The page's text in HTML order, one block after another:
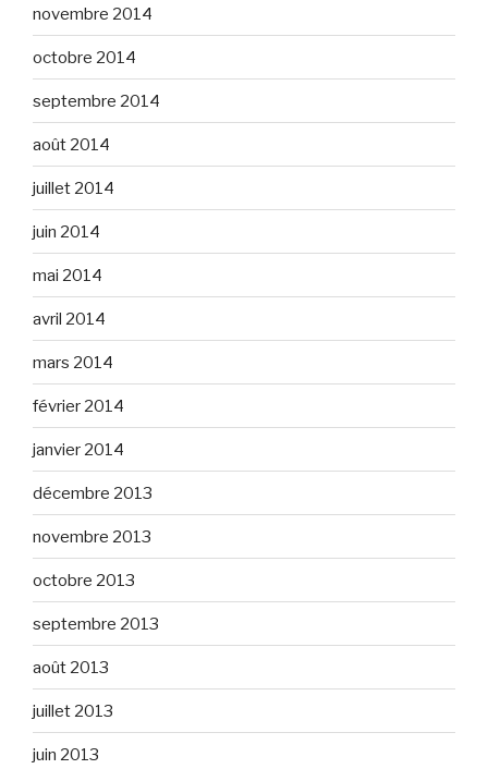
novembre 2014
octobre 2014
septembre 2014
août 2014
juillet 2014
juin 2014
mai 2014
avril 2014
mars 2014
février 2014
janvier 2014
décembre 2013
novembre 2013
octobre 2013
septembre 2013
août 2013
juillet 2013
juin 2013